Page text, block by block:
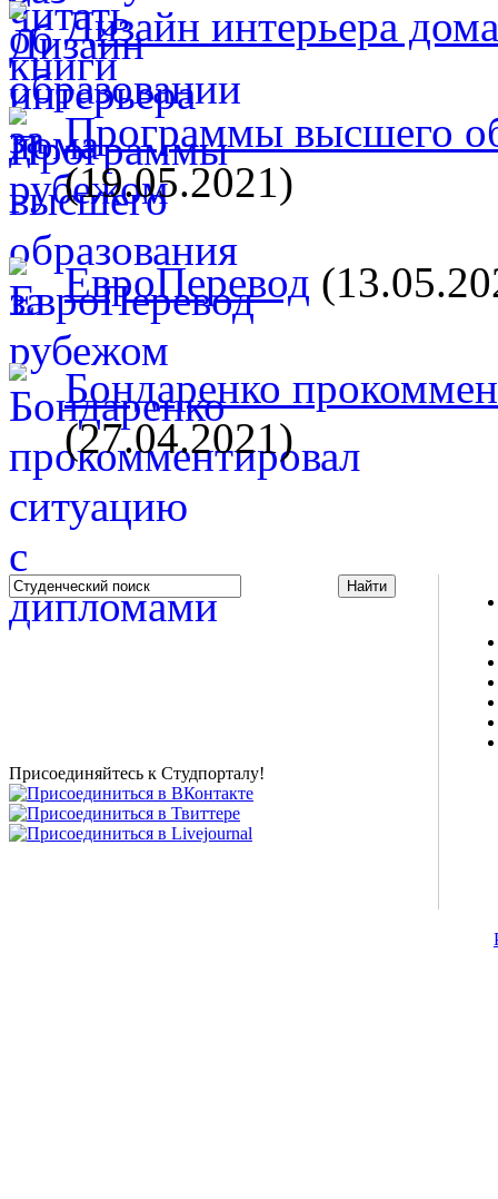
Дизайн интерьера дома
Программы высшего
(19.05.2021)
ЕвроПеревод
Бондаренко
(27.04.2021)
Studportal.net.ua - неофициальный студенческий сайт
Присоединяйтесь к Студпорталу!